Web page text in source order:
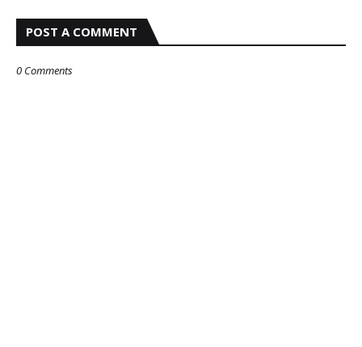
POST A COMMENT
0 Comments